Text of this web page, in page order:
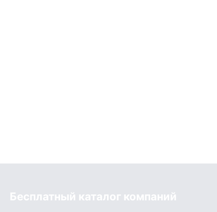
Бесплатный каталог компаний